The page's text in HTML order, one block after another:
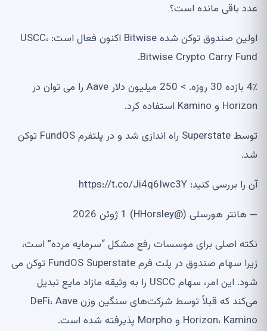
عدد باقی مانده است؟
اولین صندوق توکن شده Bitwise اکنون فعال است: USCC،
Bitwise Crypto Carry Fund.
4٪ بازده 30 روزه. > 250 میلیون دلار Aave را می توان در
Horizon و Kamino استفاده کرد.
توسط Superstate راه اندازی شد و در پلتفرم FundOS توکن
شد.
آن را بررسی کنید: https://t.co/Ji4q6Iwc3Y
— هانتر هورسلی (@HHorsley) 1 ژوئن 2026
نکته اصلی برای موسسات رفع مشکل “سرمایه مرده” است،
زیرا سهام صندوق در پلت فرم FundOS Superstate توکن می
شود. این امر، سهام USCC را به وثیقه مازاد مایع تبدیل
می‌کند که قبلاً توسط شرکت‌های سنگین وزن DeFi، Aave
Horizon، Kamino و Morpho پذیرفته شده است.